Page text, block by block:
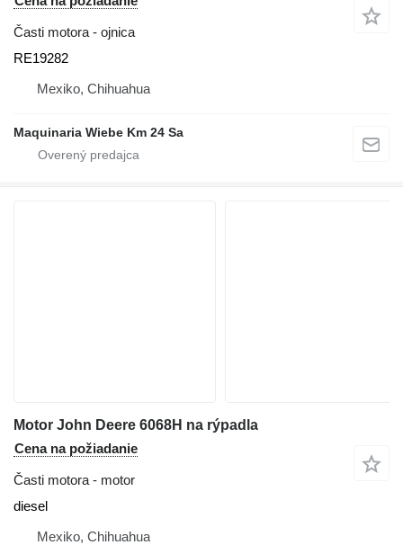
Časti motora - ojnica
RE19282
Mexiko, Chihuahua
Maquinaria Wiebe Km 24 Sa
Motor John Deere 6068H na rýpadla
Cena na požiadanie
Časti motora - motor
diesel
Mexiko, Chihuahua